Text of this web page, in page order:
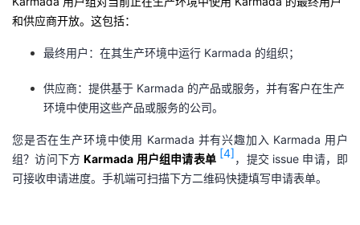
和供应商开放。这包括：
最终用户：在其生产环境中运行 Karmada 的组织；
供应商：提供基于 Karmada 的产品或服务，并有客户在生产
环境中使用这些产品或服务的公司。
您是否在生产环境中使用 Karmada 并有兴趣加入 Karmada 用户
组？访问下方Karmada 用户组申请表单 [4]，提交 issue 申请，即
可接收申请进度。手机端可扫描下方二维码快捷填写申请表单。